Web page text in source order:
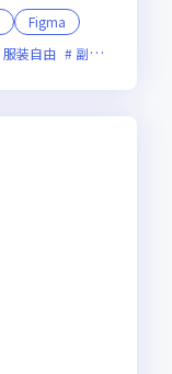
Figma
服装自由 副業可